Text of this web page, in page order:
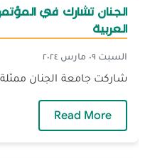
الجنان تشارك في
العربية
السبت ٠٩ مارس ٢٠٢٤
شاركت جامعة الجنان
Read More